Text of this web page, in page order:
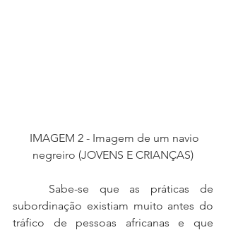
negreiro (JOVENS E CRIANÇAS)
subordinação existiam muito antes do
tráfico de pessoas africanas e que